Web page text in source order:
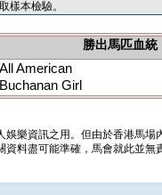
樣本檢驗。
勝出馬匹血統
American
Girl
樂資訊之用。但由於香港馬
料盡可能準確，馬會就此並